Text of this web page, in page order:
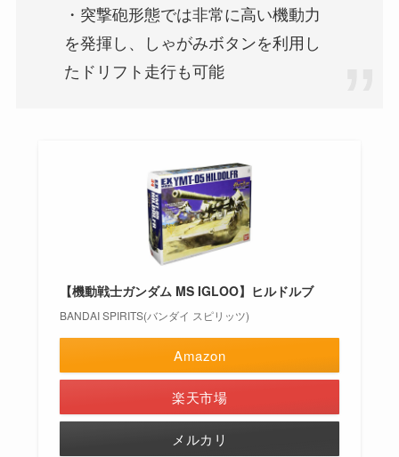
・突撃砲形態では非常に高い機動力
を発揮し、しゃがみボタンを利用し
たドリフト走行も可能
【機動戦士ガンダム MS IGLOO】ヒルドルブ
BANDAI SPIRITS(バンダイ スピリッツ)
Amazon
楽天市場
メルカリ